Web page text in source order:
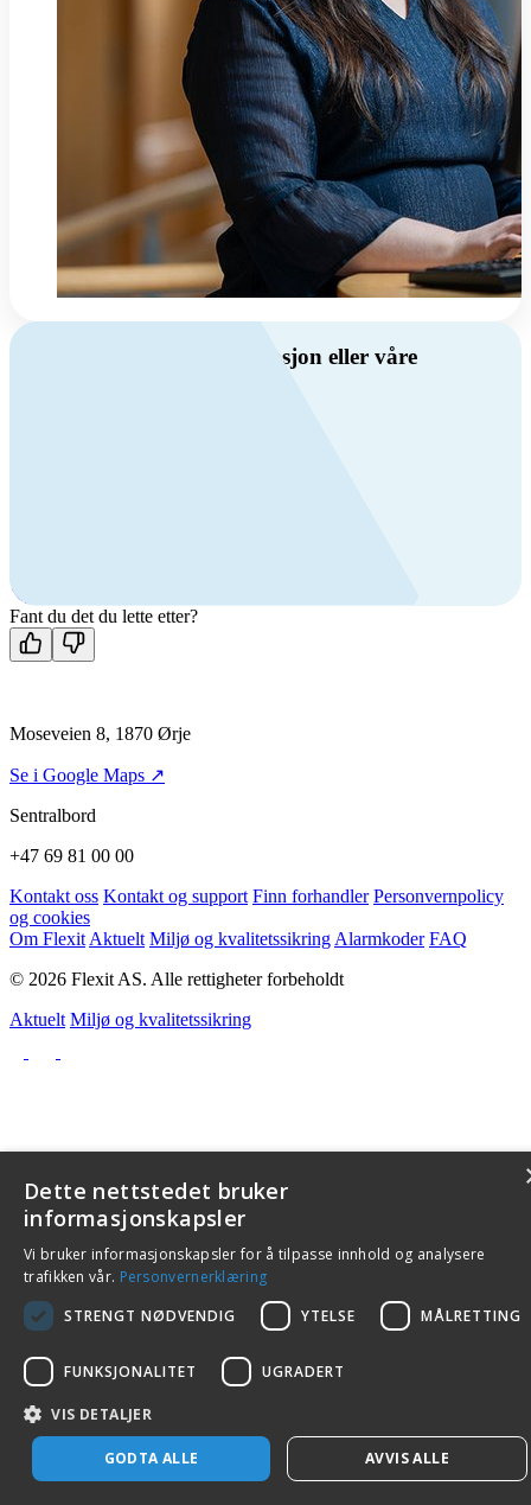
Har du spørsmål om ventilasjon eller våre
Kontakt oss
Fant du det du lette etter?
Moseveien 8, 1870 Ørje
Se i Google Maps ↗
Sentralbord
+47 69 81 00 00
Kontakt oss Kontakt og support Finn forhandler Personvernpolicy
og cookies
Om Flexit Aktuelt Miljø og kvalitetssikring Alarmkoder FAQ
© 2026 Flexit AS. Alle rettigheter forbeholdt
Aktuelt Miljø og kvalitetssikring
Dette nettstedet bruker
informasjonskapsler
Vi bruker informasjonskapsler for å tilpasse innhold og analysere
trafikken vår. Personvernerklæring
STRENGT NØDVENDIG
YTELSE MÅLRETTING
FUNKSJONALITET UGRADERT
VIS DETALJER
GODTA ALLE AVVIS ALLE